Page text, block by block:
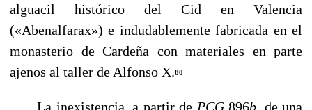
alguacil histórico del Cid en Valencia
(«Abenalfarax») e indudablemente fabricada en el
monasterio de Cardeña con materiales en parte
ajenos al taller de Alfonso X.80
La inexistencia, a partir de PCG 896b, de una